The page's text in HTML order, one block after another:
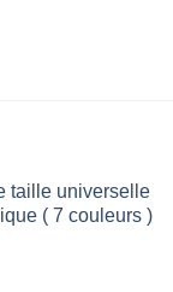
taille universelle
( 7 couleurs )